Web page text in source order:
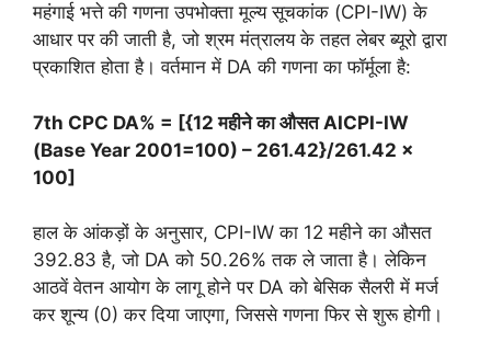
महंगाई भत्ते की गणना उपभोक्ता मूल्य सूचकांक (CPI-IW) के
आधार पर की जाती है, जो श्रम मंत्रालय के तहत लेबर ब्यूरो द्वारा
प्रकाशित होता है। वर्तमान में DA की गणना का फॉर्मूला है:
7th CPC DA% = [{12 महीने का औसत AICPI-IW
(Base Year 2001=100) – 261.42}/261.42 x
100]
हाल के आंकड़ों के अनुसार, CPI-IW का 12 महीने का औसत
392.83 है, जो DA को 50.26% तक ले जाता है। लेकिन
आठवें वेतन आयोग के लागू होने पर DA को बेसिक सैलरी में मर्ज
कर शून्य (0) कर दिया जाएगा, जिससे गणना फिर से शुरू होगी।